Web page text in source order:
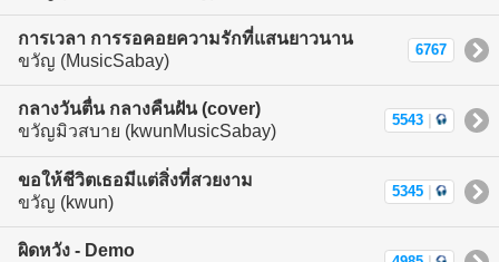
การเวลา การรอคอยความรักที่แสนยาวนาน
ขวัญ (MusicSabay)
6767
กลางวันตื่น กลางคืนฝัน (cover)
ขวัญมิวสบาย (kwunMusicSabay)
5543
ขอให้ชีวิตเธอมีแต่สิ่งที่สวยงาม
ขวัญ (kwun)
5345
ผิดหวัง - Demo